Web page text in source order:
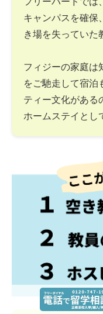
キャンパスを確保
き場を失っていた
フィジーの家庭は
をご馳走して宿泊
ティー文化がある
ホームステイとし